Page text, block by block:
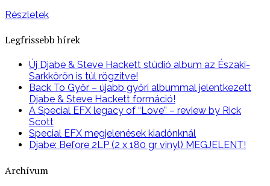
Részletek
Legfrissebb hírek
Új Djabe & Steve Hackett stúdió album az Északi-
Sarkkörön is túl rögzítve!
Back To Győr – újabb győri albummal jelentkezett
Djabe & Steve Hackett formáció!
A Special EFX legacy of “Love” – review by Rick
Scott
Special EFX megjelenések kiadónknál
Djabe: Before 2LP (2 x 180 gr vinyl) MEGJELENT!
Archívum